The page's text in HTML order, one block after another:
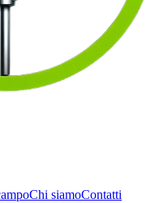
Chi siamoContatti